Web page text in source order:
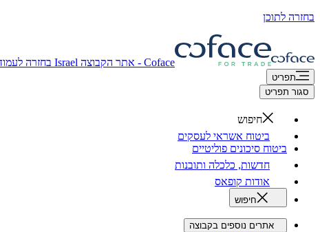
בחזרה לתוכן
Coface - אתר הקבוצה בחזרה
תפריט
סגור תפריט
חיפוש
ביטוח אשראי לעסקים
ביטוח סיכונים פוליטיים
חדשות, כלכלה ותובנות
אודות קופאס
חיפוש
אתרים נוספים בקבוצה